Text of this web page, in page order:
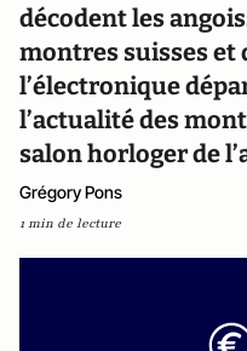
décodent les
montres suisses et
l’électronique
l’actualité des
salon horloger de
Grégory Pons
1 min de lecture